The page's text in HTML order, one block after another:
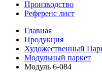
Производство
Референс лист
Главная
Продукция
Художественный
Модульный паркет
Модуль 6-084